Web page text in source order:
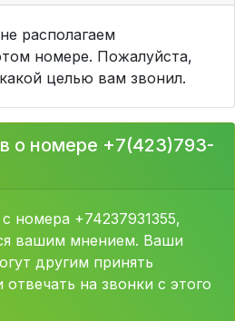
располагаем
номере. Пожалуйста,
целью вам звонил.
о номере +7(423)793-
номера +74237931355,
вашим мнением. Ваши
другим принять
на звонки с этого